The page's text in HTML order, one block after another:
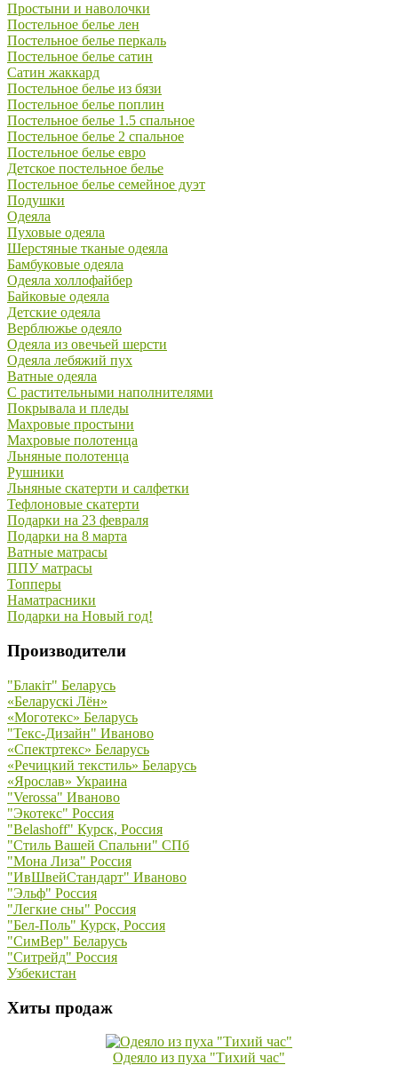
Простыни и наволочки
Постельное белье лен
Постельное белье перкаль
Постельное белье сатин
Сатин жаккард
Постельное белье из бязи
Постельное белье поплин
Постельное белье 1.5 спальное
Постельное белье 2 спальное
Постельное белье евро
Детское постельное белье
Постельное белье семейное дуэт
Подушки
Одеяла
Пуховые одеяла
Шерстяные тканые одеяла
Бамбуковые одеяла
Одеяла холлофайбер
Байковые одеяла
Детские одеяла
Верблюжье одеяло
Одеяла из овечьей шерсти
Одеяла лебяжий пух
Ватные одеяла
С растительными наполнителями
Покрывала и пледы
Махровые простыни
Махровые полотенца
Льняные полотенца
Рушники
Льняные скатерти и салфетки
Тефлоновые скатерти
Подарки на 23 февраля
Подарки на 8 марта
Ватные матрасы
ППУ матрасы
Топперы
Наматрасники
Подарки на Новый год!
Производители
"Блакiт" Беларусь
«Беларускi Лён»
«Моготекс» Беларусь
"Текс-Дизайн" Иваново
«Спектртекс» Беларусь
«Речицкий текстиль» Беларусь
«Ярослав» Украина
"Verossa" Иваново
"Экотекс" Россия
"Belashoff" Курск, Россия
"Стиль Вашей Спальни" СПб
"Мона Лиза" Россия
"ИвШвейСтандарт" Иваново
"Эльф" Россия
"Легкие сны" Россия
"Бел-Поль" Курск, Россия
"СимВер" Беларусь
"Ситрейд" Россия
Узбекистан
Хиты продаж
Одеяло из пуха "Тихий час"